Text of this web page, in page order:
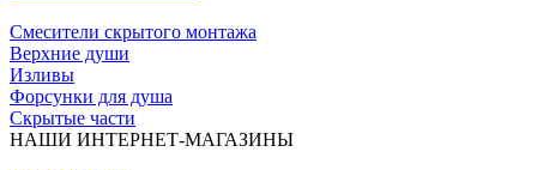
Смесители скрытого монтажа
Верхние души
Изливы
Форсунки для душа
Скрытые части
НАШИ ИНТЕРНЕТ-МАГАЗИНЫ